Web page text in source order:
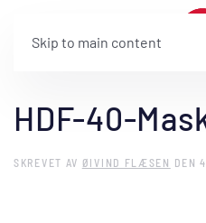
Skip to main content
HDF-40-
SKREVET AV ØIVIND FLÆSEN DEN